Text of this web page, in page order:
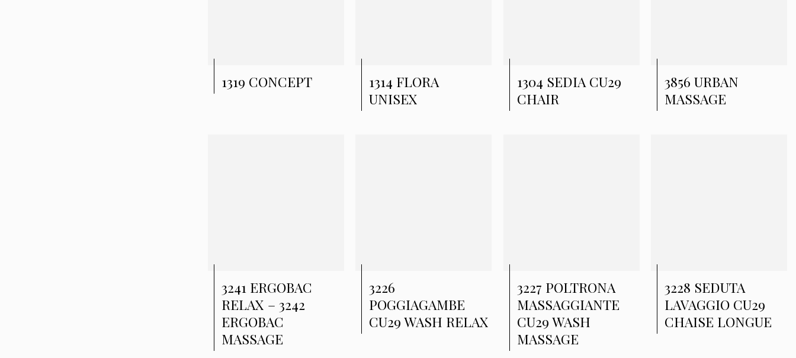
1319 CONCEPT
1314 FLORA
UNISEX
1304 SEDIA CU29
CHAIR
3856 URBAN
MASSAGE
3241 ERGOBAC
RELAX – 3242
ERGOBAC
MASSAGE
3226
POGGIAGAMBE
CU29 WASH RELAX
3227 POLTRONA
MASSAGGIANTE
CU29 WASH
MASSAGE
3228 SEDUTA
LAVAGGIO CU29
CHAISE LONGUE